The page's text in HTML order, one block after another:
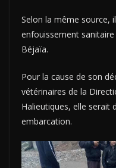
Selon la même source,
enfouissement sanitaire
Béjaïa.
Pour la cause de son
vétérinaires de la
Halieutiques, elle serait
embarcation.